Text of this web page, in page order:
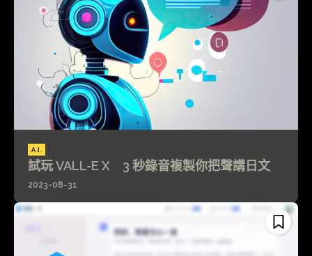
A.I.
試玩 VALL-E X 3 秒錄音複製你把聲講日文
2023-08-31